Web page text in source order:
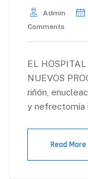
Admin
Comments
EL
NUEVOS
riñón,
y nefrectomía
Read More